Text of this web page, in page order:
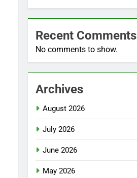
Recent Comments
No comments to show.
Archives
August 2026
July 2026
June 2026
May 2026